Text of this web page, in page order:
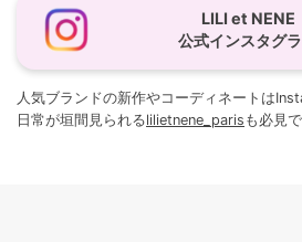
LILI et NENE
公式インスタグ
人気ブランドの新作やコーディネートは
日常が垣間見られるlilietnene_paris も必見で